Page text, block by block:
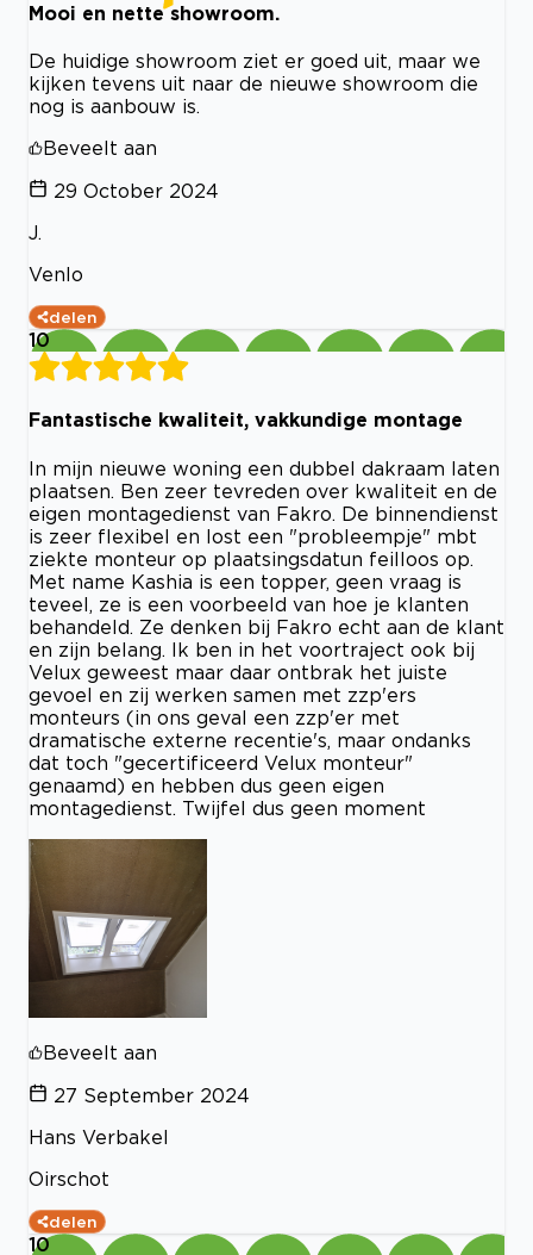
Mooi en nette showroom.
De huidige showroom ziet er goed uit, maar we
kijken tevens uit naar de nieuwe showroom die
nog is aanbouw is.
Beveelt aan
29 October 2024
J.
Venlo
delen
10
Fantastische kwaliteit, vakkundige montage
In mijn nieuwe woning een dubbel dakraam laten
plaatsen. Ben zeer tevreden over kwaliteit en de
eigen montagedienst van Fakro. De binnendienst
is zeer flexibel en lost een "probleempje" mbt
ziekte monteur op plaatsingsdatun feilloos op.
Met name Kashia is een topper, geen vraag is
teveel, ze is een voorbeeld van hoe je klanten
behandeld. Ze denken bij Fakro echt aan de klant
en zijn belang. Ik ben in het voortraject ook bij
Velux geweest maar daar ontbrak het juiste
gevoel en zij werken samen met zzp'ers
monteurs (in ons geval een zzp'er met
dramatische externe recentie's, maar ondanks
dat toch "gecertificeerd Velux monteur"
genaamd) en hebben dus geen eigen
montagedienst. Twijfel dus geen moment
Beveelt aan
27 September 2024
Hans Verbakel
Oirschot
delen
10